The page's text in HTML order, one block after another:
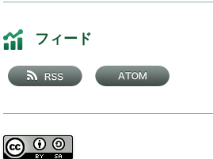
2017年12月
2017年11月
2017年10月
2017年9月
2017年6月
フィード